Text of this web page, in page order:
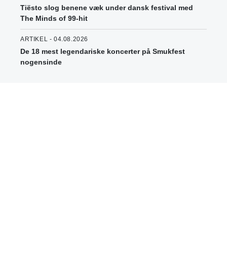
Tiësto slog benene væk under dansk festival med
The Minds of 99-hit
ARTIKEL - 04.08.2026
De 18 mest legendariske koncerter på Smukfest
nogensinde